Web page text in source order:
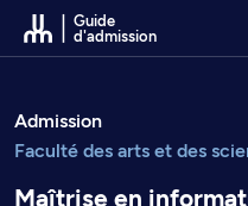
Passer au contenu
Guide
d'admission
Admission
Faculté des arts et des
Maîtrise en